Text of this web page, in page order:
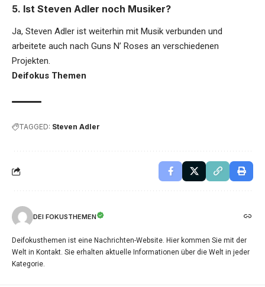
5. Ist Steven Adler noch Musiker?
Ja, Steven Adler ist weiterhin mit Musik verbunden und
arbeitete auch nach Guns N’ Roses an verschiedenen
Projekten.
Deifokus Themen
TAGGED: Steven Adler
DEI FOKUSTHEMEN
Deifokusthemen ist eine Nachrichten-Website. Hier kommen Sie mit der
Welt in Kontakt. Sie erhalten aktuelle Informationen über die Welt in jeder
Kategorie.